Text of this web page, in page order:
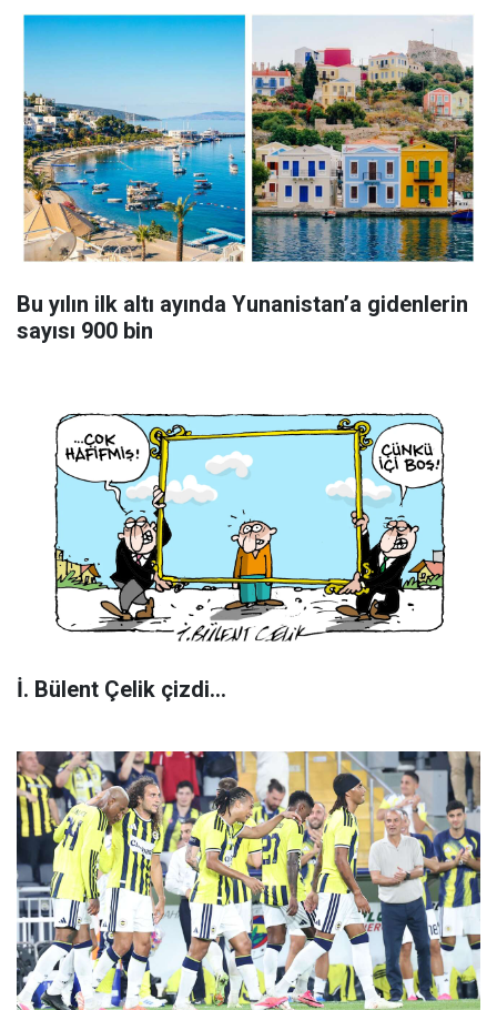
Bu yılın ilk altı ayında Yunanistan’a gidenlerin
sayısı 900 bin
İ. Bülent Çelik çizdi...